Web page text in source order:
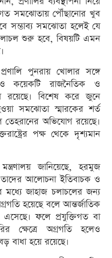
সমঝোতায় পৌঁছানোর খুব
সম্ভাব্য সমঝোতা হলেই যে
শুরু হবে, বিষয়টি এমন
পুনরায় খোলার সঙ্গে
কয়েকটি রাজনৈতিক ও
রয়েছে। বিশেষ করে জুনে
সমঝোতা স্মারকের শর্ত
অভিযোগ রয়েছে।
পক্ষ থেকে দৃশ্যমান
জানিয়েছে, হরমুজ
তাদের আলোচনা ইতিবাচক ও
জাহাজ চলাচলের জন্য
হয়েছে বলে আন্তর্জাতিক
এসেছে। ফলে প্রযুক্তিগত বা
ক্ষেত্রে অগ্রগতি হলেও
হয়ে রয়েছে।